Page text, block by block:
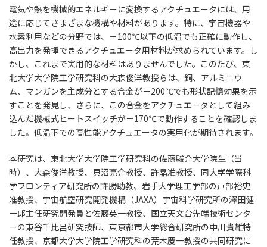
電気や熱を機械的エネルギーに変換するアクチュエータには、用
途に応じてさまざまな機構や材料があります。特に、宇宙機器や
水素利用などの分野では、－100℃以下の低温でも正確に動作し、
高出力を発揮できるアクチュエータ用材料が求められています。し
かし、これまで実用的な材料はありませんでした。このたび、東
北大学大学院工学研究科の大森俊洋教授らは、銅、アルミニウ
ム、マンガンを主成分とする合金が－200℃でも形状記憶効果を示
すことを発見し、さらに、この合金をアクチュエータとして組み
込んだ機械式ヒートスイッチが－170℃で動作することを確認しま
した。低温下での高性能アクチュエータの実用化が期待されます。
本研究は、東北大学大学院工学研究科の佐藤駿介大学院生（当
時）、大森俊洋教授、貝沼亮介教授、許皛准教授、同大学学際科
学フロンティア研究所の許勝助教、岩手大学理工学部の戸部裕史
准教授、宇宙航空研究開発機構（JAXA）宇宙科学研究所の澤田健
一郎主任研究開発員と佐藤英一教授、国立天文台先端技術センタ
ーの東谷千比呂研究技師、東京都市大学総合研究所の中川貴雄特
任教授、京都大学大学院工学研究科の荒木慶一教授の共同研究に